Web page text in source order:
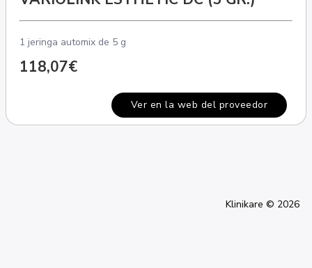
1 jeringa automix de 5 g
118,07€
Ver en la web del proveedor
Klinikare © 2026